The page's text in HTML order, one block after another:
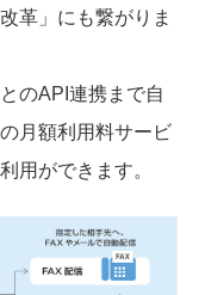
革」にも繋がりま
のAPI連携まで自
月額利用料サービ
用ができます。